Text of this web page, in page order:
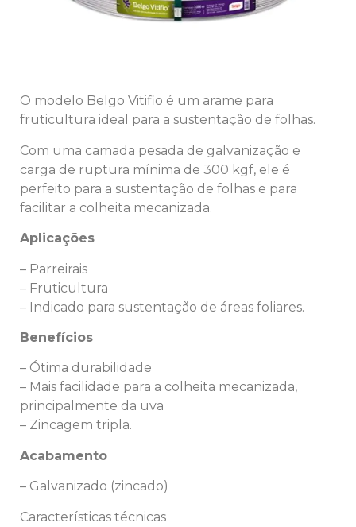
O modelo Belgo Vitifio é um arame para
fruticultura ideal para a sustentação de folhas.
Com uma camada pesada de galvanização e
carga de ruptura mínima de 300 kgf, ele é
perfeito para a sustentação de folhas e para
facilitar a colheita mecanizada.
Aplicações
– Parreirais
– Fruticultura
– Indicado para sustentação de áreas foliares.
Benefícios
– Ótima durabilidade
– Mais facilidade para a colheita mecanizada,
principalmente da uva
– Zincagem tripla.
Acabamento
– Galvanizado (zincado)
Características técnicas